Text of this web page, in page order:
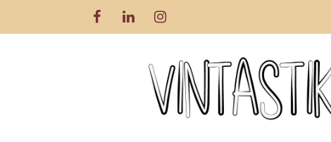
Overslaan naar inhoud